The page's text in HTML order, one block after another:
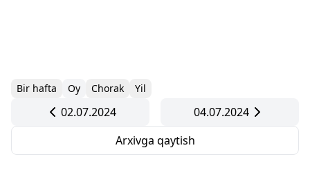
Bir hafta Oy Chorak Yil
02.07.2024
04.07.2024
Arxivga qaytish